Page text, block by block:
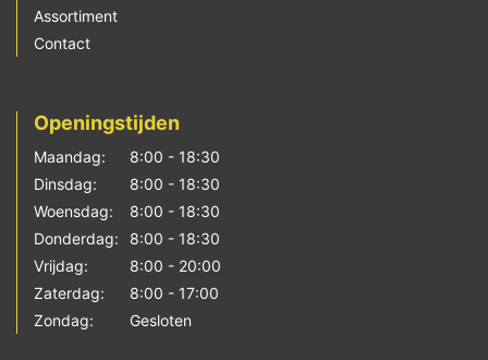
Assortiment
Contact
Openingstijden
Maandag:
8:00 - 18:30
Dinsdag:
8:00 - 18:30
Woensdag:
8:00 - 18:30
Donderdag:
8:00 - 18:30
Vrijdag:
8:00 - 20:00
Zaterdag:
8:00 - 17:00
Zondag:
Gesloten